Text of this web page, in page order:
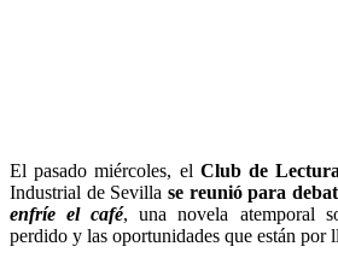
El pasado miércoles, el Club de Lectura
Industrial de Sevilla se reunió para
enfríe el café, una novela atemporal
perdido y las oportunidades que están por